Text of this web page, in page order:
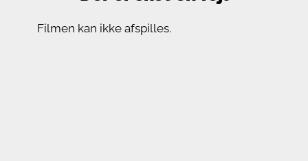
Filmen kan ikke afspilles.